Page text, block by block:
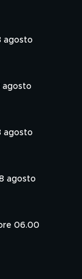
agosto
agosto
agosto
agosto
06.00